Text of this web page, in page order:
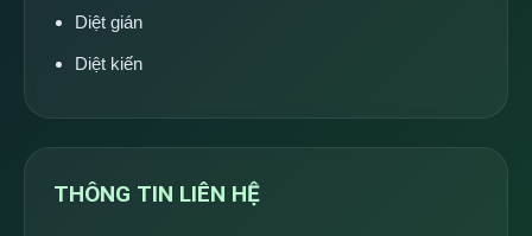
Diệt gián
Diệt kiến
THÔNG TIN LIÊN HỆ